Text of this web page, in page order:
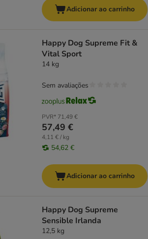
Adicionar ao carrinho
Happy Dog Supreme Fit &
Vital Sport
14 kg
PVR* 71,49 €
57,49 €
4,11 € / kg
54,62 €
Sem avaliações
Adicionar ao carrinho
Happy Dog Supreme
Sensible Irlanda
12,5 kg